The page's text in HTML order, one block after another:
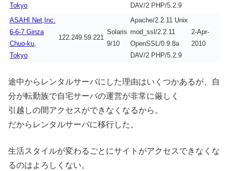
Tokyo
DAV/2 PHP/5.2.9
ASAHI Net,Inc.
6-6-7 Ginza
Chuo-ku,
Tokyo
122.249.59.221
Solaris
9/10
Apache/2.2.11 Unix
mod_ssl/2.2.11
OpenSSL/0.9.8a
DAV/2 PHP/5.2.9
2-Apr-
2010
途中からレンタルサーバにした理由はいくつかあるが、自
分が転勤族で自宅サーバの運営が非常に厳しく
引越しの間アクセスができなくなるから。
だからレンタルサーバに移行した。
生活スタイルが変わるごとにサイトがアクセスできなくな
るのはよろしくない。